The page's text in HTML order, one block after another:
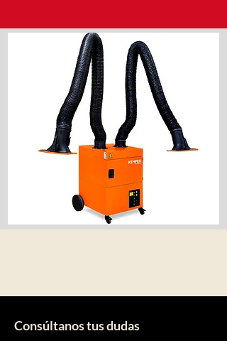
Consúltanos tus dudas